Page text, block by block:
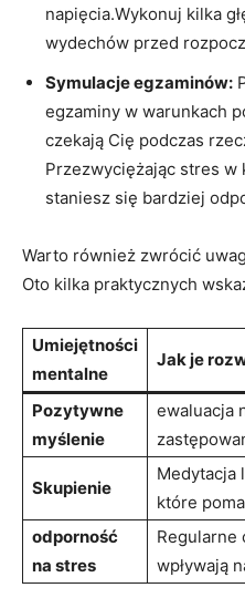
⁢napięcia.Wykonuj ​kilka
wydechów przed
Symulacje egzaminów:
egzaminy w warunkach
czekają Cię podczas
Przezwyciężając stres
staniesz się bardziej
Warto również⁢ zwrócić
Oto kilka ‌praktycznych
Umiejętności
mentalne
Jak je​
Pozytywne
myślenie
ewaluacja
Skupienie
Medytacja
które
odporność
na stres
Regularne​
wpływają